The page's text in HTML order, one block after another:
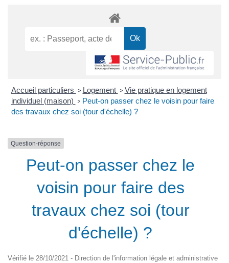
Accueil particuliers > Logement > Vie pratique en logement
individuel (maison) > Peut-on passer chez le voisin pour faire
des travaux chez soi (tour d'échelle) ?
Question-réponse
Peut-on passer chez le
voisin pour faire des
travaux chez soi (tour
d'échelle) ?
Vérifié le 28/10/2021 - Direction de l'information légale et administrative